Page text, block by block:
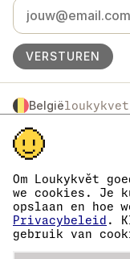
Om Loukykvět
we cookies. Je
opslaan en hoe
Privacybeleid .
gebruik van
VERSTUREN
België
Slovensko
Polska
Österreich
Deutschland
France
Danmark
Eesti
España
© 2016 →
Loukykvět s.r.o. staat
We zijn aangesloten bij
EKF00180493.
Wij geven
Ons registratienummer
Het ID van de data box is
Het EORI-nummer is